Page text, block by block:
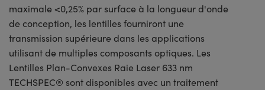
maximale <0,25% par surface à la longueur d'onde
de conception, les lentilles fourniront une
transmission supérieure dans les applications
utilisant de multiples composants optiques. Les
Lentilles Plan-Convexes Raie Laser 633 nm
TECHSPEC® sont disponibles avec un traitement